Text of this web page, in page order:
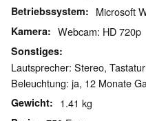
Betriebssystem Microsoft
Kamera Webcam: HD 720p
Sonstiges
Lautsprecher: Stereo,
Beleuchtung: ja, 12 Monate
Gewicht 1.41 kg